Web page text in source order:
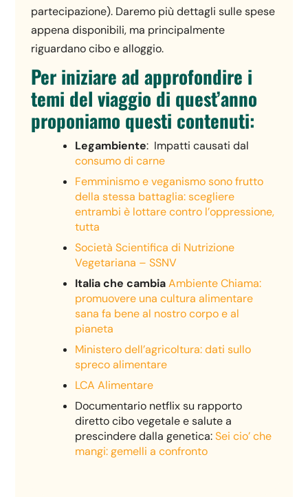
partecipazione). Daremo più dettagli sulle spese
appena disponibili, ma principalmente
riguardano cibo e alloggio.
Per iniziare ad approfondire i
temi del viaggio di quest’anno
proponiamo questi contenuti:
Legambiente: Impatti causati dal
consumo di carne
Femminismo e veganismo sono frutto
della stessa battaglia: scegliere
entrambi è lottare contro l’oppressione,
tutta
Società Scientifica di Nutrizione
Vegetariana – SSNV
Italia che cambia Ambiente Chiama:
promuovere una cultura alimentare
sana fa bene al nostro corpo e al
pianeta
Ministero dell’agricoltura: dati sullo
spreco alimentare
LCA Alimentare
Documentario netflix su rapporto
diretto cibo vegetale e salute a
prescindere dalla genetica:Sei cio’ che
mangi: gemelli a confronto